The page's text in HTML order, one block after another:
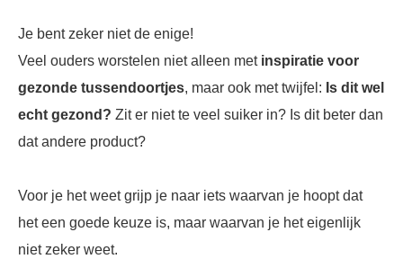
Je bent zeker niet de enige!
Veel ouders worstelen niet alleen metinspiratie voor
gezonde tussendoortjes, maar ook met twijfel: Is dit wel
echt gezond? Zit er niet te veel suiker in? Is dit beter dan
dat andere product?
Voor je het weet grijp je naar iets waarvan je hoopt dat
het een goede keuze is, maar waarvan je het eigenlijk
niet zeker weet.